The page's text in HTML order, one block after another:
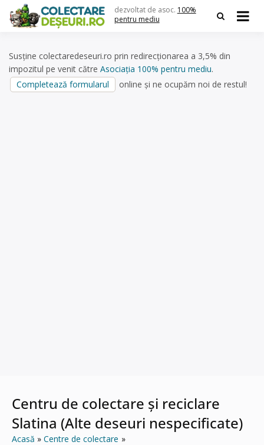
content
dezvoltat de asoc. 100%
pentru mediu
Susține colectaredeseuri.ro prin redirecționarea a 3,5% din
impozitul pe venit către Asociația 100% pentru mediu.
Completează formularul
online și ne ocupăm noi de restul!
Centru de colectare și reciclare
Slatina (Alte deseuri nespecificate)
Acasă
Centre de colectare